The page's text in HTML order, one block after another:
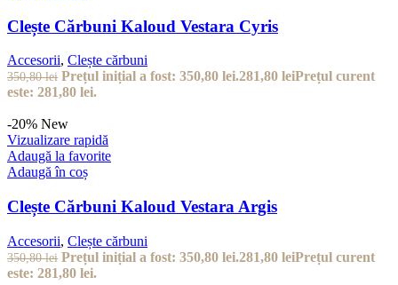
Clește Cărbuni Kaloud Vestara Cyris
Accesorii, Clește cărbuni
350,80lei Prețul inițial a fost: 350,80 lei.281,80 leiPrețul curent
este: 281,80 lei.
-20% New
Vizualizare rapidă
Adaugă la favorite
Adaugă în coș
Clește Cărbuni Kaloud Vestara Argis
Accesorii, Clește cărbuni
350,80lei Prețul inițial a fost: 350,80 lei.281,80 leiPrețul curent
este: 281,80 lei.